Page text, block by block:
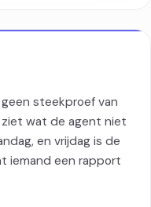
steekproef van
wat de agent niet
en vrijdag is de
iemand een rapport